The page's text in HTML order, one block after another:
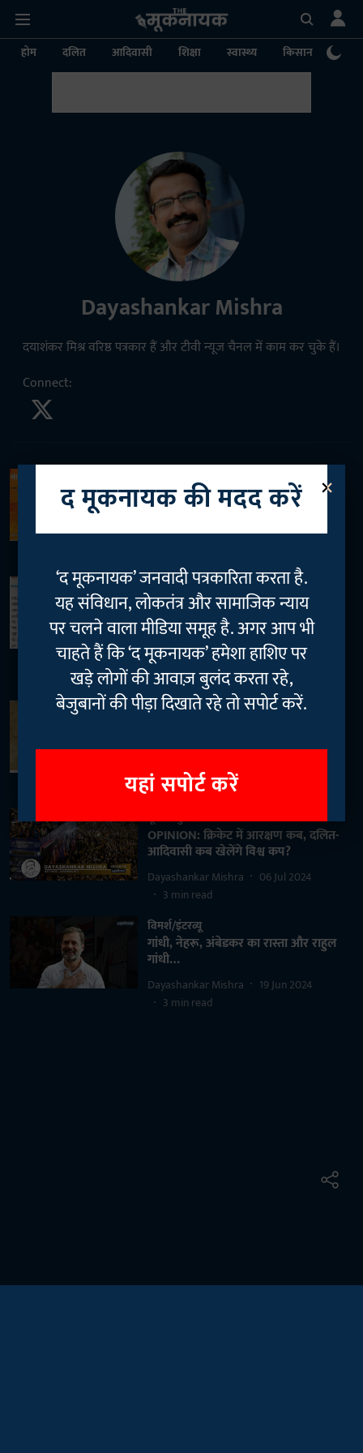
होम दलित आदिवासी शिक्षा स्वास्थ्य किसान
Dayashankar Mishra
दयाशंकर मिश्र वरिष्ठ पत्रकार हैं और टीवी न्यूज चैनल में काम कर चुके हैं।
Connect:
मूक से मुखर
संविधान को चुनौती देते धीरेंद्र शास्त्री और
समाज की चुप्पी
Dayashankar Mishra
20 Sep 2025
विमर्श/इंटरव्यू
ज्ञानपीठ नहीं, हताशा के साथ खड़े होने का
वक़्त है — कवि विनोद कुमार शुक्ल से एक
विनम्र अपील
Dayashankar Mishra
26 Mar 2025
3min read
मूक से मुखर
2024 में मनुस्मृति के समर्थक कैसे होंगे?
Dayashankar Mishra
3min read
मूक से मुखर
OPINION: क्रिकेट में आरक्षण कब, दलित-
आदिवासी कब खेलेंगे विश्व कप?
Dayashankar Mishra
06 Jul 2024
3 min read
विमर्श/इंटरव्यू
गांधी, नेहरू, अंबेडकर का रास्ता और राहुल
गांधी…
Dayashankar Mishra
19 Jun 2024
3 min read
×
द मूकनायक की मदद करें
‘द मूकनायक’ जनवादी पत्रकारिता करता है.
यह संविधान, लोकतंत्र और सामाजिक न्याय
पर चलने वाला मीडिया समूह है. अगर आप भी
चाहते हैं कि ‘द मूकनायक’ हमेशा हाशिए पर
खड़े लोगों की आवाज़ बुलंद करता रहे,
बेजुबानों की पीड़ा दिखाते रहे तो सपोर्ट करें.
यहां सपोर्ट करें